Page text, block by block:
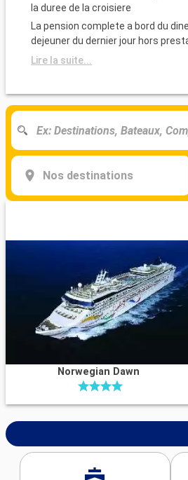
la duree de la croisiere
La pension complete a bord du
dejeuner du dernier jour hors
Lire la suite...
Nos destinations
Norwegian Dawn